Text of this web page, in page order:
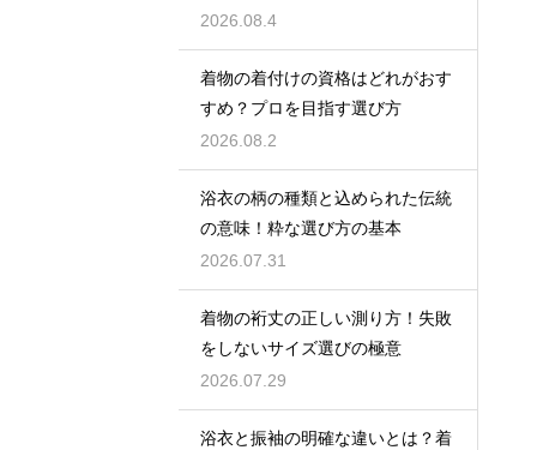
2026.08.4
着物の着付けの資格はどれがおす
すめ？プロを目指す選び方
2026.08.2
浴衣の柄の種類と込められた伝統
の意味！粋な選び方の基本
2026.07.31
着物の裄丈の正しい測り方！失敗
をしないサイズ選びの極意
2026.07.29
浴衣と振袖の明確な違いとは？着